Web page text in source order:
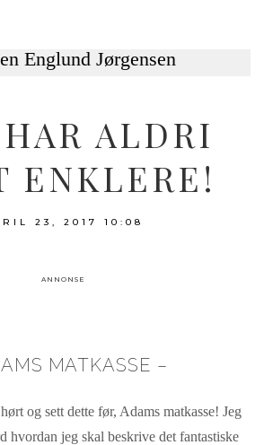
ALDRI
ENKLERE!
23, 2017 10:08
ANNONSE
MATKASSE –
og sett dette før, Adams matkasse! Jeg
hvordan jeg skal beskrive det fantastiske